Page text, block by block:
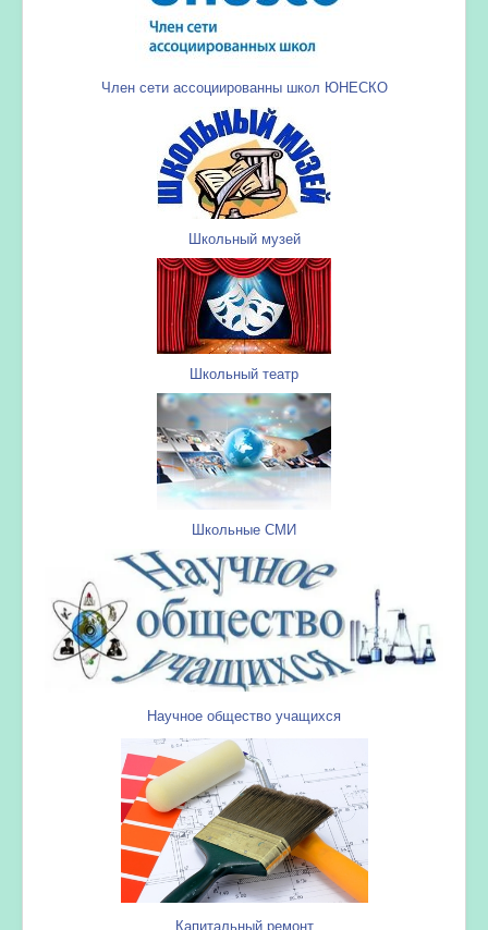
Член сети ассоциированны школ ЮНЕСКО
Школьный музей
Школьный театр
Школьные СМИ
Научное общество учащихся
Капитальный ремонт